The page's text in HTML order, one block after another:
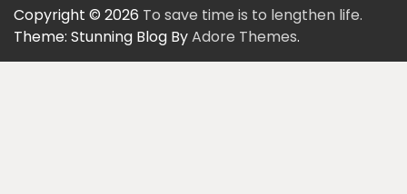
Copyright © 2026 To save time is to lengthen life.
Theme: Stunning Blog ByAdore Themes.